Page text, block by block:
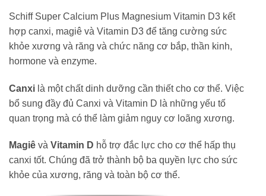
Schiff Super Calcium Plus Magnesium Vitamin D3 kết
hợp canxi, magiê và Vitamin D3 để tăng cường sức
khỏe xương và răng và chức năng cơ bắp, thần kinh,
hormone và enzyme.
Canxi là một chất dinh dưỡng cần thiết cho cơ thể. Việc
bổ sung đầy đủ Canxi và Vitamin D là những yếu tố
quan trọng mà có thể làm giảm nguy cơ loãng xương.
Magiê và Vitamin D hỗ trợ đắc lực cho cơ thể hấp thụ
canxi tốt. Chúng đã trở thành bộ ba quyền lực cho sức
khỏe của xương, răng và toàn bộ cơ thể.